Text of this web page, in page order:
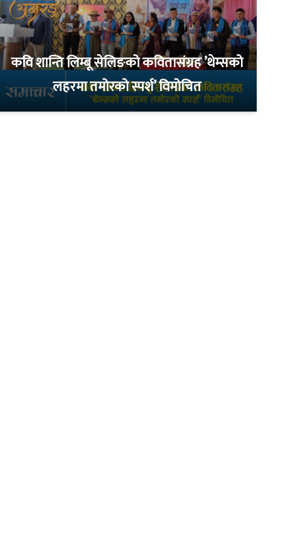
कवि शान्ति लिम्बू सेलिङको कवितासंग्रह ’थेम्सको
लहरमा तमोरको स्पर्श’ विमोचित